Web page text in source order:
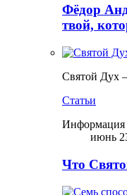
Фёдор
твой,
Святой Дух
Статьи
Информация
июнь
Что